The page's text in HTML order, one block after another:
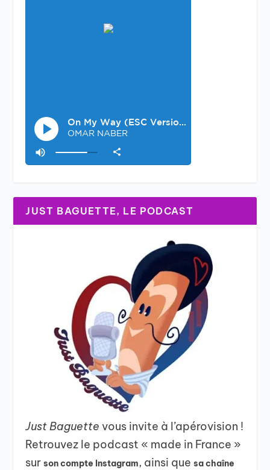
JUST BAGUETTE, LE PODCAST
Just Baguettevous invite à l’apérovision !
Retrouvez le podcast « made in France »
surson compte Instagram, ainsi quesa chaîne